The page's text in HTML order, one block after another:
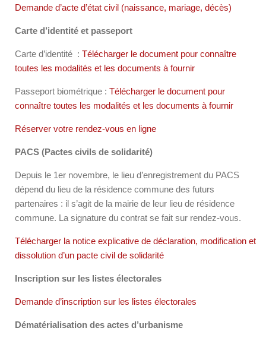
Demande d’acte d’état civil (naissance, mariage, décès)
Carte d’identité et passeport
Carte d’identité : Télécharger le document pour connaître
toutes les modalités et les documents à fournir
Passeport biométrique : Télécharger le document pour
connaître toutes les modalités et les documents à fournir
Réserver votre rendez-vous en ligne
PACS (Pactes civils de solidarité)
Depuis le 1er novembre, le lieu d’enregistrement du PACS
dépend du lieu de la résidence commune des futurs
partenaires : il s’agit de la mairie de leur lieu de résidence
commune. La signature du contrat se fait sur rendez-vous.
Télécharger la notice explicative de déclaration, modification et
dissolution d’un pacte civil de solidarité
Inscription sur les listes électorales
Demande d’inscription sur les listes électorales
Dématérialisation des actes d’urbanisme